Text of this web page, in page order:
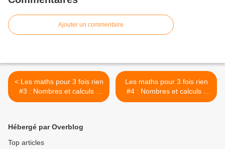
Ajouter un commentaire
< Les maths pour 3 fois rien
#3 : Nombres et calculs -
Différence
Les maths pour 3 fois rien
#4 : Nombres et calculs -
Quotient >
Hébergé par Overblog
Top articles